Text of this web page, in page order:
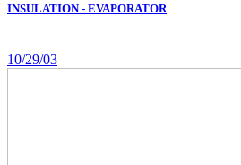
INSULATION - EVAPORATOR
10/29/03